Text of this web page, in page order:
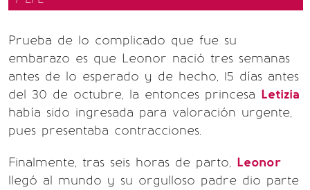
Prueba de lo complicado que fue su
embarazo es que Leonor nació tres semanas
antes de lo esperado y de hecho, 15 días antes
del 30 de octubre, la entonces princesa Letizia
había sido ingresada para valoración urgente,
pues presentaba contracciones.
Finalmente, tras seis horas de parto, Leonor
llegó al mundo y su orgulloso padre dio parte